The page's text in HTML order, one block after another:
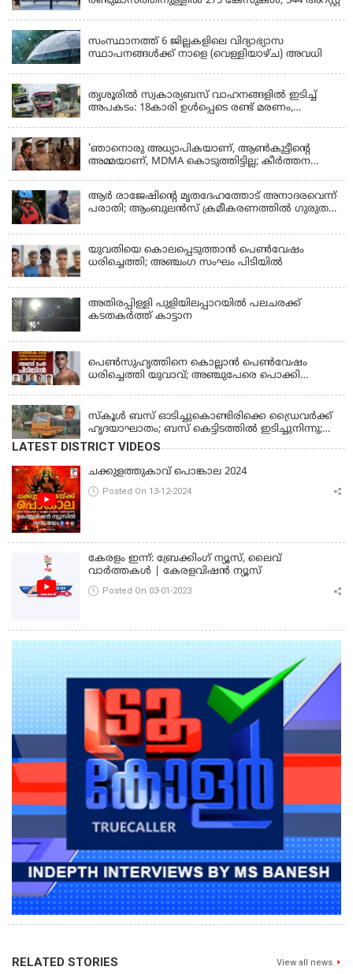
സംസ്ഥാനത്ത് 6 ജില്ലകളിലെ വിദ്യാഭ്യാസ
സ്ഥാപനങ്ങൾക്ക് നാളെ (വെള്ളിയാഴ്ച) അവധി
തൃശൂരിൽ സ്വകാര്യബസ് വാഹനങ്ങളില്‍ ഇടിച്ച്
അപകടം: 18കാരി ഉൾപ്പെടെ രണ്ട് മരണം,
'ഞാനൊരു അധ്യാപികയാണ്, ആണ്‍കുട്ടീന്റെ
അമ്മയാണ്‌, MDMA കൊടുത്തിട്ടില്ല; കീർത്തന
ആര്‍ രാജേഷിന്റെ മൃതദേഹത്തോട് അനാദരവെന്ന്
പരാതി; ആംബുലന്‍സ് ക്രമീകരണത്തില്‍ ഗുരുതര
ഫ്രീസര്‍ സംവിധാനം ഇല്ലാതെയെന്നും ആരോപണം
യുവതിയെ കൊലപ്പെടുത്താൻ പെൺവേഷം
ധരിച്ചെത്തി; അഞ്ചംഗ സംഘം പിടിയിൽ
അതിരപ്പിള്ളി പുളിയിലപ്പാറയിൽ പലചരക്ക്
കടതകർത്ത് കാട്ടാന
പെണ്‍സുഹൃത്തിനെ കൊല്ലാന്‍ പെണ്‍വേഷം
ധരിച്ചെത്തി യുവാവ്; അഞ്ചുപേരെ പൊക്കി
സ്കൂൾ ബസ് ഓടിച്ചുകൊണ്ടിരിക്കെ ഡ്രൈവർക്ക്
ഹൃദയാഘാതം; ബസ് കെട്ടിടത്തിൽ ഇടിച്ചുനിന്നു;
ഡ്രൈവർ മരിച്ചു, രണ്ട് കുട്ടികൾക്ക് പരിക്ക്
LATEST DISTRICT VIDEOS
ചക്കുളത്തുകാവ് പൊങ്കാല 2024
Posted On 13-12-2024
കേരളം ഇന്ന്: ബ്രേക്കിംഗ് ന്യൂസ്, ലൈവ്
വാർത്തകൾ | കേരളവിഷൻ ന്യൂസ്
Posted On 03-01-2023
RELATED STORIES View all news